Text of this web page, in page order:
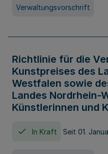
Verwaltungsvorschrift
Richtlinie für die
Kunstpreises des
Westfalen sowie
Landes Nordrhein-
Künstlerinnen und
In Kraft Seit 01.